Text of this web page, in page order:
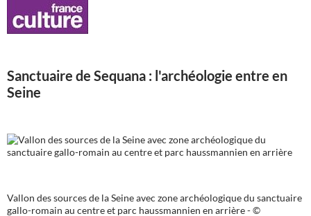
Sanctuaire de Sequana : l'archéologie entre en
Seine
Vallon des sources de la Seine avec zone archéologique du sanctuaire
gallo-romain au centre et parc haussmannien en arrière - ©